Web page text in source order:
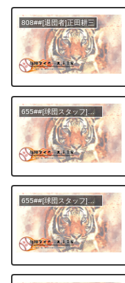
808##[退団者]正田耕三
655##[球団スタッフ]野崎勝義
655##[球団スタッフ]野崎勝義